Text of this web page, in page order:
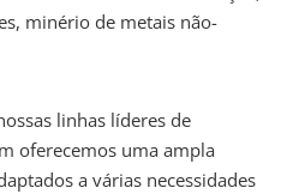
minério de metais não-
linhas líderes de
oferecemos uma ampla
a várias necessidades